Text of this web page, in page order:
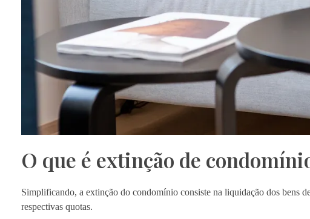
O que é extinção de
Simplificando, a extinção do condomínio consiste na liquidação dos bens
respectivas quotas.